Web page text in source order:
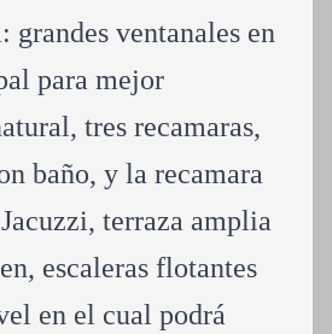
grandes ventanales en
para mejor
tres recamaras,
baño, y la recamara
terraza amplia
escaleras flotantes
en el cual podrá